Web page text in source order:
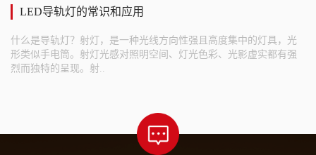
LED导轨灯的常识和应用
什么是导轨灯？射灯，是一种光线方向性强且高度集中的灯具，光
形类似手电筒。射灯光感对照明空间、灯光色彩、光影虚实都有强
烈而独特的呈现。射..